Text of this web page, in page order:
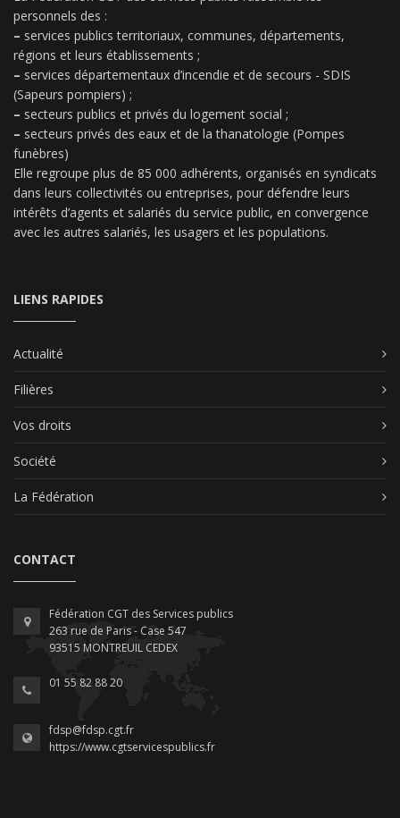
personnels des :
– services publics territoriaux, communes, départements,
régions et leurs établissements ;
– services départementaux d’incendie et de secours - SDIS
(Sapeurs pompiers) ;
– secteurs publics et privés du logement social ;
– secteurs privés des eaux et de la thanatologie (Pompes
funèbres)
Elle regroupe plus de 85 000 adhérents, organisés en syndicats
dans leurs collectivités ou entreprises, pour défendre leurs
intérêts d’agents et salariés du service public, en convergence
avec les autres salariés, les usagers et les populations.
LIENS RAPIDES
Actualité
Filières
Vos droits
Société
La Fédération
CONTACT
Fédération CGT des Services publics
263 rue de Paris - Case 547
93515 MONTREUIL CEDEX
01 55 82 88 20
fdsp@fdsp.cgt.fr
https://www.cgtservicespublics.fr